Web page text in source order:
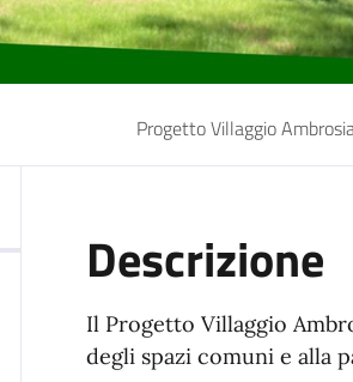
Progetto Villaggio
Descrizione
Il Progetto Villaggio
degli spazi comuni e alla